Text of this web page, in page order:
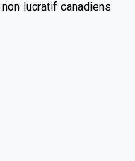
lucratif canadiens